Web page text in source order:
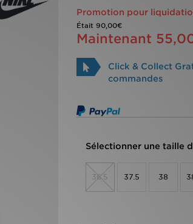
Promotion pour
Était 90,00€
Maintenant
Click & Collect
commandes
Sélectionner une taille
36.5 37.5 38